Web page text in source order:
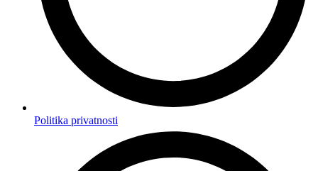
Politika privatnosti